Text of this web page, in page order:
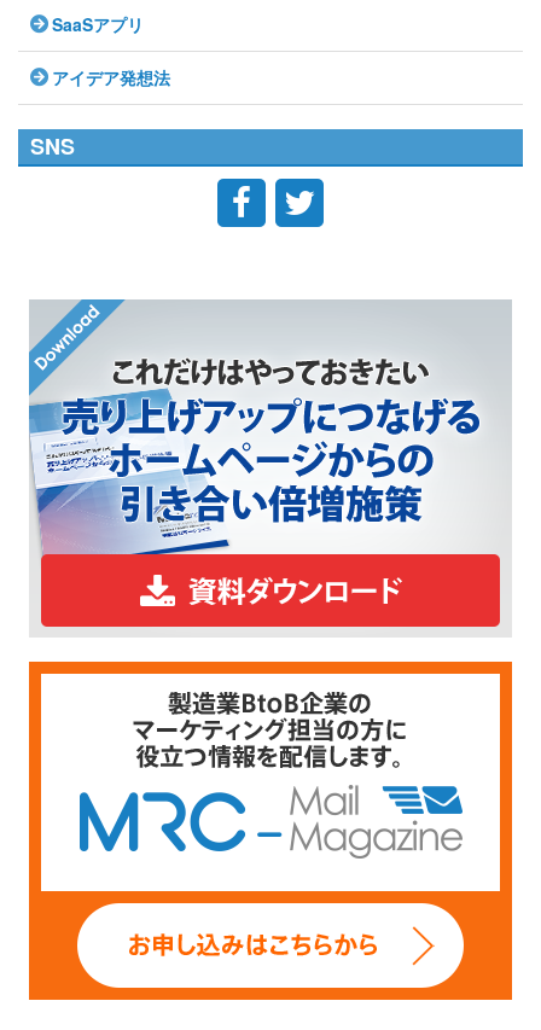
SaaSアプリ
アイデア発想法
SNS
 